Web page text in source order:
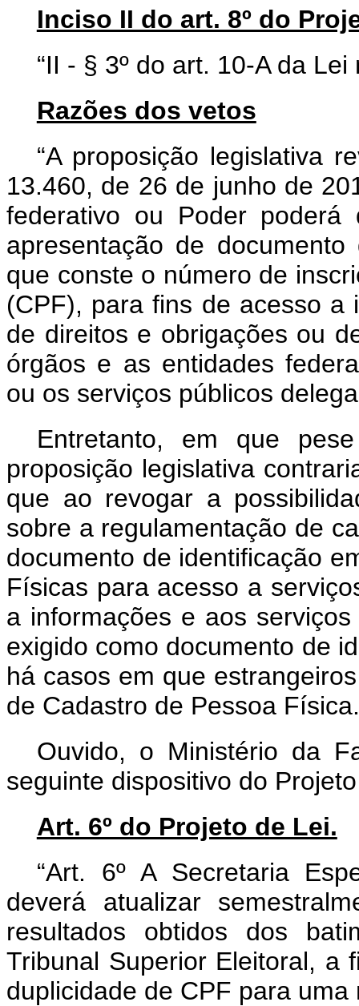
Inciso II do art. 8º do
“II - § 3º do art. 10-A da
Razões dos vetos
“A proposição legislativa
13.460, de 26 de junho de
federativo ou Poder poderá
apresentação de
que conste o número de
(CPF), para fins de acesso a
de direitos e obrigações ou
órgãos e as entidades
ou os serviços públicos
Entretanto, em que
proposição legislativa
que ao revogar a
sobre a regulamentação de
documento de identificação
Físicas para acesso a
a informações e aos
exigido como documento de
há casos em que
de Cadastro de Pessoa
Ouvido, o Ministério da
seguinte dispositivo do
Art. 6º do Projeto de Lei.
“Art. 6º A Secretaria
deverá atualizar
resultados obtidos dos
Tribunal Superior Eleitoral, a
duplicidade de CPF para uma